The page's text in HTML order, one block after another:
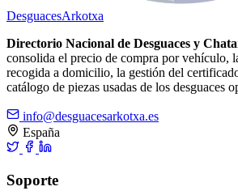
DesguacesArkotxa
Directorio Nacional de Desguaces y
consolida el precio de compra por vehículo,
recogida a domicilio, la gestión del
catálogo de piezas usadas de los desguaces
info@desguacesarkotxa.es
España
Soporte